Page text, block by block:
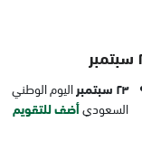
٢٣ سبتمبر
اليوم الوطني
السعوديأضف للتقويم